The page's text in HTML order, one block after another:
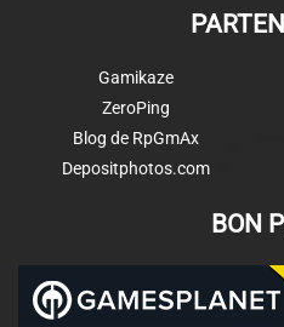
Gamikaze
ZeroPing
Blog de RpGmAx
Depositphotos.com
BON